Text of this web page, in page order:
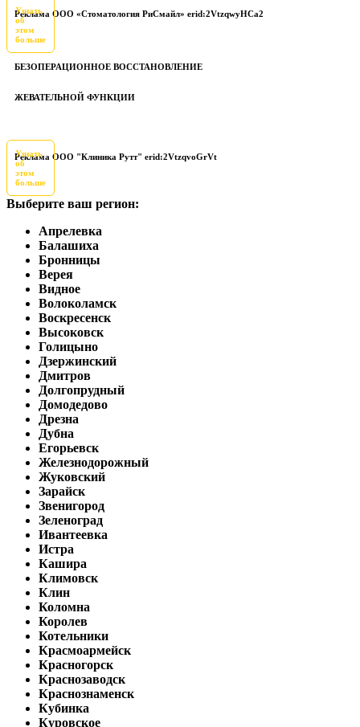
Реклама ООО «Стоматология РиСмайл» erid:2VtzqwyHCa2
Узнать
об
этом
больше
БЕЗОПЕРАЦИОННОЕ ВОССТАНОВЛЕНИЕ
ЖЕВАТЕЛЬНОЙ ФУНКЦИИ
Реклама ООО "Клиника Рутт" erid:2VtzqvoGrVt
Узнать
об
этом
больше
Выберите ваш регион:
Апрелевка
Балашиха
Бронницы
Верея
Видное
Волоколамск
Воскресенск
Высоковск
Голицыно
Дзержинский
Дмитров
Долгопрудный
Домодедово
Дрезна
Дубна
Егорьевск
Железнодорожный
Жуковский
Зарайск
Звенигород
Зеленоград
Ивантеевка
Истра
Кашира
Климовск
Клин
Коломна
Королев
Котельники
Красмоармейск
Красногорск
Краснозаводск
Краснознаменск
Кубинка
Куровское